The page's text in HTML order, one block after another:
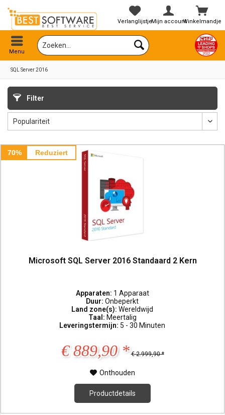
Winkelmandje
VerlanglijstjeMijn account
Menu
SQL Server 2016
Filter
70% Reduziert
Microsoft SQL Server 2016 Standaard 2 Kern
Apparaten: 1 Apparaat
Duur:Onbeperkt
Land zone(s):Wereldwijd
Taal: Meertalig
Leveringstermijn: 5 - 30 Minuten
€ 889,90 * € 2.999,90 *
Onthouden
Productdetails